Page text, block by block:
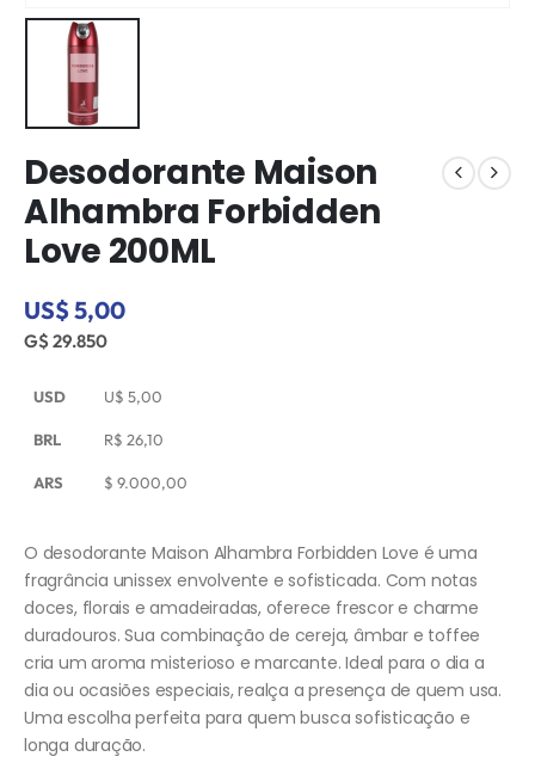
Desodorante Maison
Alhambra Forbidden
Love 200ML
US$ 5,00
G$ 29.850
USD U$ 5,00
BRL R$ 26,10
ARS $ 9.000,00
O desodorante Maison Alhambra Forbidden Love é uma
fragrância unissex envolvente e sofisticada. Com notas
doces, florais e amadeiradas, oferece frescor e charme
duradouros. Sua combinação de cereja, âmbar e toffee
cria um aroma misterioso e marcante. Ideal para o dia a
dia ou ocasiões especiais, realça a presença de quem usa.
Uma escolha perfeita para quem busca sofisticação e
longa duração.